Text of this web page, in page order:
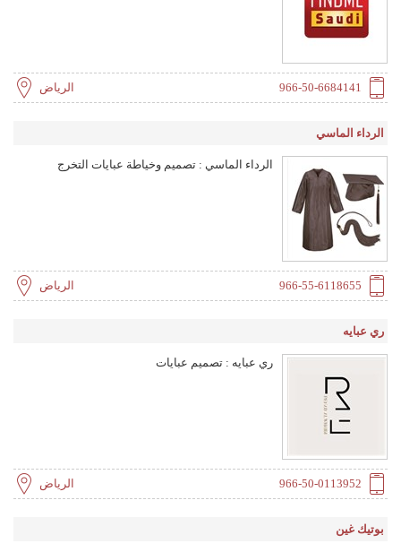
966-50-6684141 الرياض
الرداء الماسي
الرداء الماسي : تصميم وخياطة عبايات التخرج
966-55-6118655 الرياض
ري عبايه
ري عبايه : تصميم عبايات
966-50-0113952 الرياض
بوتيك غين